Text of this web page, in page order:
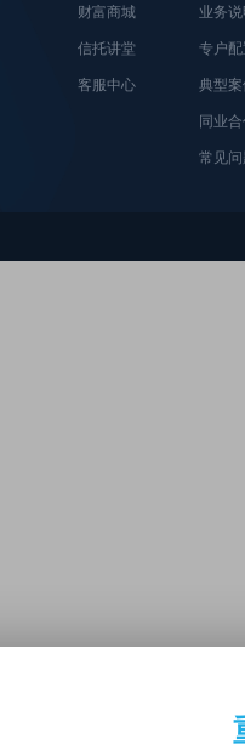
财富商城
信托讲堂
客服中心
业务
专户
典型
同业
常见